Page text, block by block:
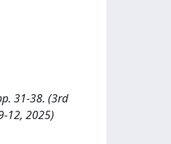
31-38. (3rd
12, 2025)